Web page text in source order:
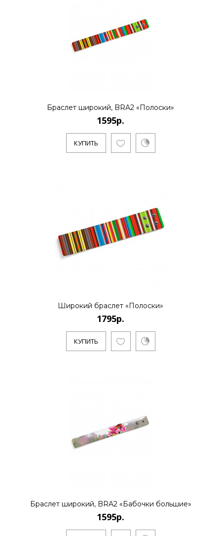
1595р.
КУПИТЬ
1795р.
КУПИТЬ
КУПИТЬ
Браслет широкий, BRA2 «Полоски»
1595р.
КУПИТЬ
Широкий браслет «Полоски»
1795р.
КУПИТЬ
Браслет широкий, BRA2 «Бабочки большие»
1595р.